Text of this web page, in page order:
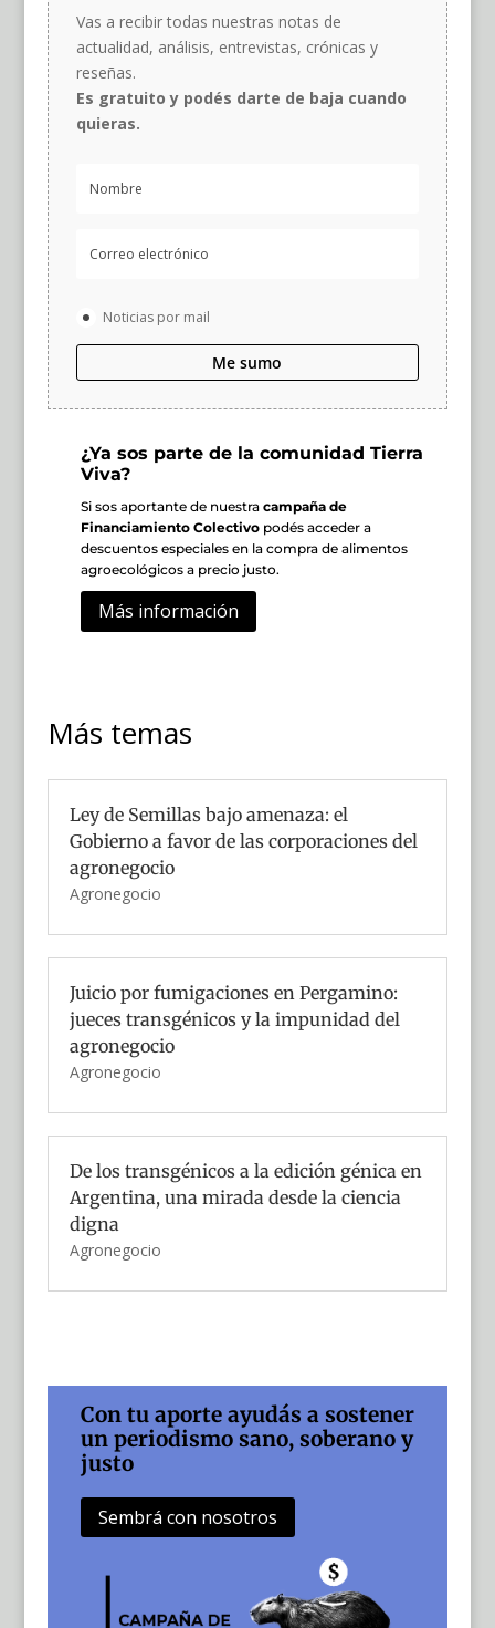
Vas a recibir todas nuestras notas de
actualidad, análisis, entrevistas, crónicas y
reseñas.
Es gratuito y podés darte de baja cuando
quieras.
Noticias por mail
Me sumo
¿Ya sos parte de la comunidad Tierra
Viva?
Si sos aportante de nuestra campaña de
Financiamiento Colectivopodés acceder a
descuentos especiales en la compra de alimentos
agroecológicos a precio justo.
Más información
Más temas
Ley de Semillas bajo amenaza: el
Gobierno a favor de las corporaciones del
agronegocio
Agronegocio
Juicio por fumigaciones en Pergamino:
jueces transgénicos y la impunidad del
agronegocio
Agronegocio
De los transgénicos a la edición génica en
Argentina, una mirada desde la ciencia
digna
Agronegocio
Con tu aporte ayudás a sostener
un periodismo sano, soberano y
justo
Sembrá con nosotros